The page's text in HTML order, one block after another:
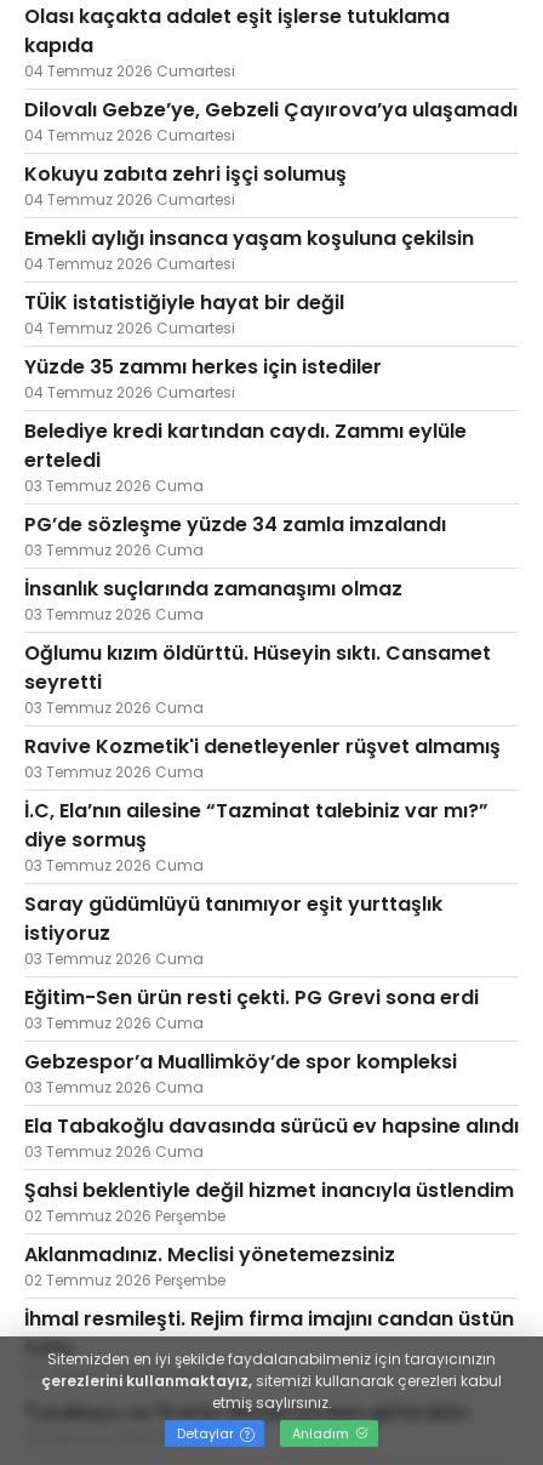
Olası kaçakta adalet eşit işlerse tutuklama
kapıda
04 Temmuz 2026 Cumartesi
Dilovalı Gebze’ye, Gebzeli Çayırova’ya ulaşamadı
04 Temmuz 2026 Cumartesi
Kokuyu zabıta zehri işçi solumuş
04 Temmuz 2026 Cumartesi
Emekli aylığı insanca yaşam koşuluna çekilsin
04 Temmuz 2026 Cumartesi
TÜİK istatistiğiyle hayat bir değil
04 Temmuz 2026 Cumartesi
Yüzde 35 zammı herkes için istediler
04 Temmuz 2026 Cumartesi
Belediye kredi kartından caydı. Zammı eylüle
erteledi
03 Temmuz 2026 Cuma
PG’de sözleşme yüzde 34 zamla imzalandı
03 Temmuz 2026 Cuma
İnsanlık suçlarında zamanaşımı olmaz
03 Temmuz 2026 Cuma
Oğlumu kızım öldürttü. Hüseyin sıktı. Cansamet
seyretti
03 Temmuz 2026 Cuma
Ravive Kozmetik'i denetleyenler rüşvet almamış
03 Temmuz 2026 Cuma
İ.C, Ela’nın ailesine “Tazminat talebiniz var mı?”
diye sormuş
03 Temmuz 2026 Cuma
Saray güdümlüyü tanımıyor eşit yurttaşlık
istiyoruz
03 Temmuz 2026 Cuma
Eğitim-Sen ürün resti çekti. PG Grevi sona erdi
03 Temmuz 2026 Cuma
Gebzespor’a Muallimköy’de spor kompleksi
03 Temmuz 2026 Cuma
Ela Tabakoğlu davasında sürücü ev hapsine alındı
03 Temmuz 2026 Cuma
Şahsi beklentiyle değil hizmet inancıyla üstlendim
02 Temmuz 2026 Perşembe
Aklanmadınız. Meclisi yönetemezsiniz
02 Temmuz 2026 Perşembe
İhmal resmileşti. Rejim firma imajını candan üstün
tuttu
02 Temmuz 2026 Perşembe
Tutukluyu ve firariyi Akyazı'ya ben götürdüm
02 Temmuz 2026 Perşembe
Sitemizden en iyi şekilde faydalanabilmeniz için tarayıcınızın
çerezlerini kullanmaktayız, sitemizi kullanarak çerezleri kabul
etmiş saylırsınız.
Detaylar Anladım